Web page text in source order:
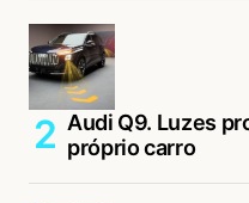
Audi Q9. Luzes
próprio carro